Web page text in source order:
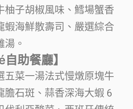
柚子胡椒風味、鱈場蟹香
蝦海鮮散壽司、嚴選綜合
。
助餐廳】
五菜一湯法式慢燉原塊牛
膽石斑、蒜香深海大蝦 6